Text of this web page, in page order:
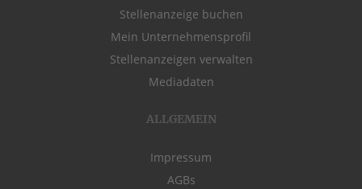
Stellenanzeige buchen
Mein Unternehmensprofil
Stellenanzeigen verwalten
Mediadaten
ALLGEMEIN
Impressum
AGBs